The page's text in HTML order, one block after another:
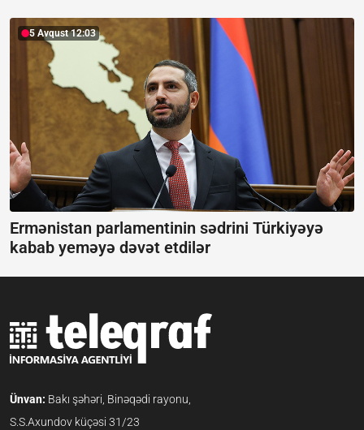
5 Avqust 12:03
Ermənistan parlamentinin sədrini Türkiyəyə
kabab yeməyə dəvət etdilər
Ünvan: Bakı şəhəri, Binəqədi rayonu,
S.S.Axundov küçəsi 31/23